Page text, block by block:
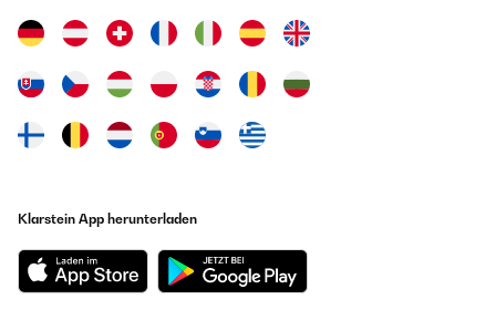
Klarstein App herunterladen